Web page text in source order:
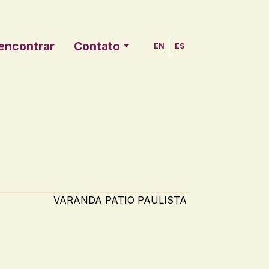
Contato EN ES
VARANDA PATIO PAULISTA